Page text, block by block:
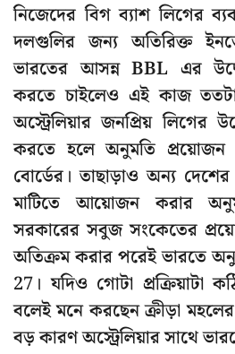
নিজেদের বিগ ব্যাশ লিগের
দলগুলির জন্য অতিরিক্ত
ভারতের আসন্ন BBL এর
করতে চাইলেও এই কাজ
অস্ট্রেলিয়ার জনপ্রিয় লিগের
করতে হলে অনুমতি প্রয়োজন
বোর্ডের। তাছাড়াও অন্য
মাটিতে আয়োজন করার
সরকারের সবুজ সংকেতের
অতিক্রম করার পরেই ভারতে
27। যদিও গোটা প্রক্রিয়াটা
বলেই মনে করছেন ক্রীড়া
বড় কারণ অস্ট্রেলিয়ার সাথে